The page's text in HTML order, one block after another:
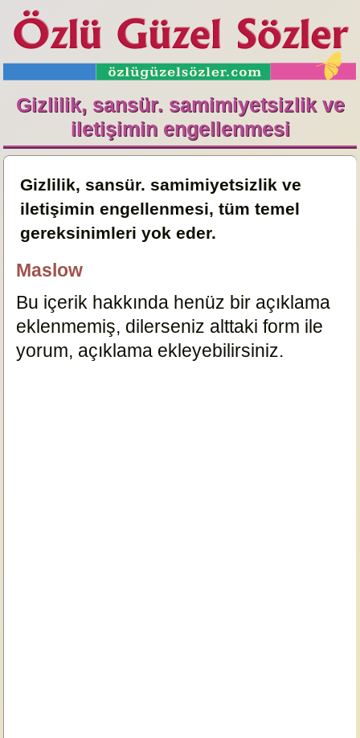
Gizlilik, sansür. samimiyetsizlik ve
iletişimin engellenmesi
Gizlilik, sansür. samimiyetsizlik ve
iletişimin engellenmesi, tüm temel
gereksinimleri yok eder.
Maslow
Bu içerik hakkında henüz bir açıklama
eklenmemiş, dilerseniz alttaki form ile
yorum, açıklama ekleyebilirsiniz.